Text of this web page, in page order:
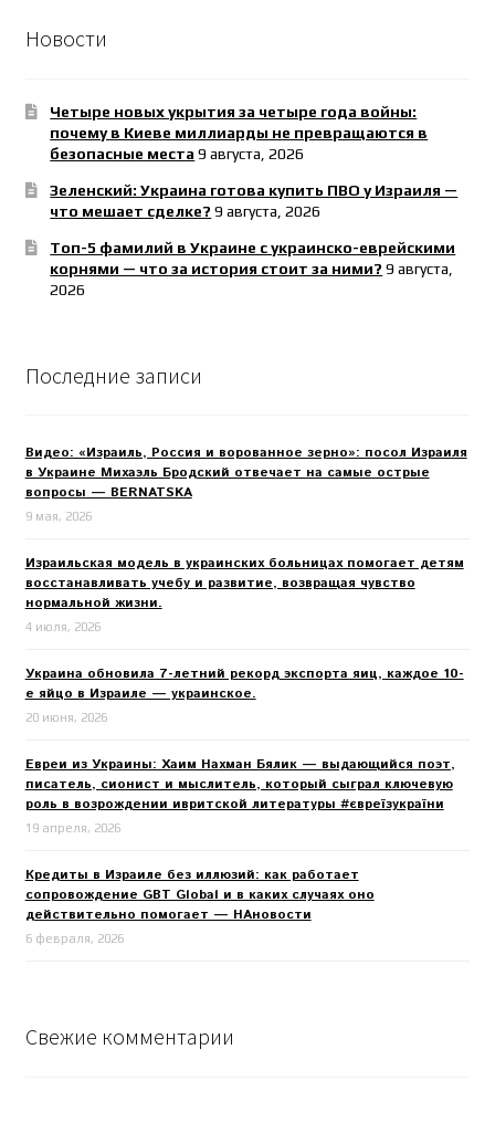
Новости
Четыре новых укрытия за четыре года войны:
почему в Киеве миллиарды не превращаются в
безопасные места 9 августа, 2026
Зеленский: Украина готова купить ПВО у Израиля —
что мешает сделке? 9 августа, 2026
Топ-5 фамилий в Украине с украинско-еврейскими
корнями — что за история стоит за ними? 9 августа,
2026
Последние записи
Видео: «Израиль, Россия и ворованное зерно»: посол Израиля
в Украине Михаэль Бродский отвечает на самые острые
вопросы — BERNATSKA
9 мая, 2026
Израильская модель в украинских больницах помогает детям
восстанавливать учебу и развитие, возвращая чувство
нормальной жизни.
4 июля, 2026
Украина обновила 7-летний рекорд экспорта яиц, каждое 10-
е яйцо в Израиле — украинское.
20 июня, 2026
Евреи из Украины: Хаим Нахман Бялик — выдающийся поэт,
писатель, сионист и мыслитель, который сыграл ключевую
роль в возрождении ивритской литературы #євреїзукраїни
19 апреля, 2026
Кредиты в Израиле без иллюзий: как работает
сопровождение GBT Global и в каких случаях оно
действительно помогает — НАновости
6 февраля, 2026
Свежие комментарии